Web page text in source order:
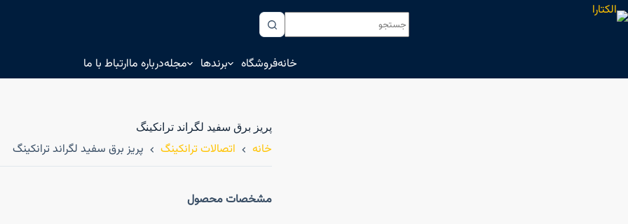
خانهفروشگاه برندها مجلهدرباره ماارتباط با ما
پریز برق سفید لگراند ترانکینگ
خانه اتصالات ترانکینگ پریز برق سفید لگراند ترانکینگ
مشخصات محصول